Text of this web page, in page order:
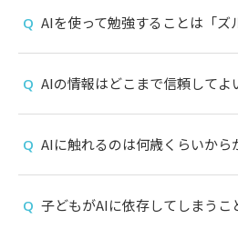
AIを使って勉強することは「ズ
AIの情報はどこまで信頼してよ
AIに触れるのは何歳くらいから
子どもがAIに依存してしまうこ